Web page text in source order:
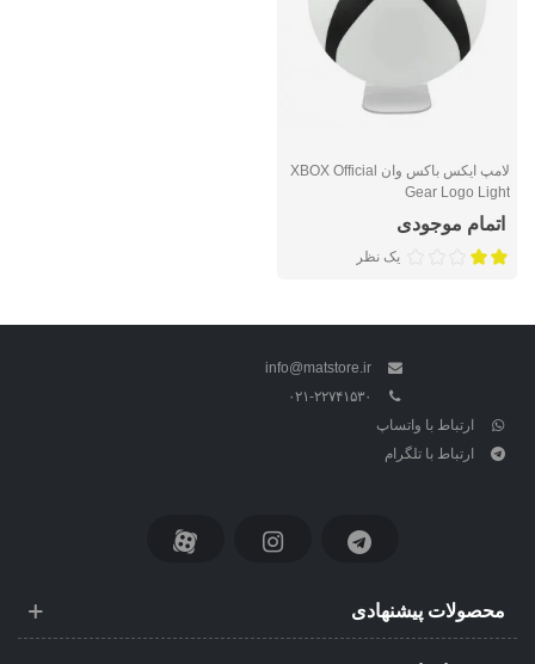
لامپ ایکس باکس وان XBOX Official
Gear Logo Light
اتمام موجودی
یک نظر
info@matstore.ir
۰۲۱-۲۲۷۴۱۵۳۰
ارتباط با واتساپ
ارتباط با تلگرام
محصولات پیشنهادی